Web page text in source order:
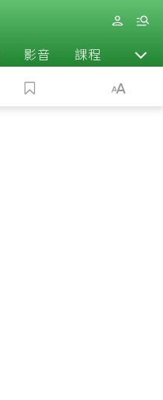
影音 課程 退休